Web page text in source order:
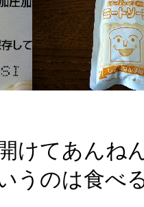
けてあんね
のは食べ